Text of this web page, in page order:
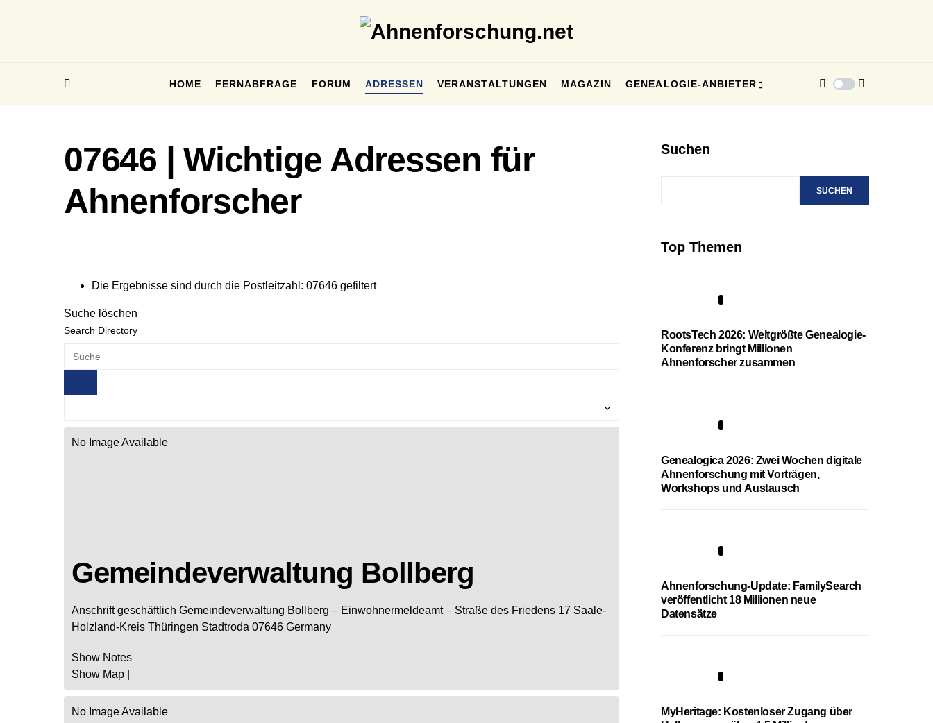
HOME FERNABFRAGE FORUM ADRESSEN VERANSTALTUNGEN MAGAZIN GENEALOGIE-ANBIETER
07646 | Wichtige Adressen für
Ahnenforscher
Die Ergebnisse sind durch die Postleitzahl: 07646 gefiltert
Suche löschen
Search Directory
No Image Available
Gemeindeverwaltung Bollberg
Anschrift geschäftlich Gemeindeverwaltung Bollberg – Einwohnermeldeamt – Straße des Friedens 17 Saale-
Holzland-Kreis Thüringen Stadtroda 07646 Germany
Show Notes
Show Map
No Image Available
Suchen
SUCHEN
Top Themen
RootsTech 2026: Weltgrößte Genealogie-
Konferenz bringt Millionen
Ahnenforscher zusammen
Genealogica 2026: Zwei Wochen digitale
Ahnenforschung mit Vorträgen,
Workshops und Austausch
Ahnenforschung-Update: FamilySearch
veröffentlicht 18 Millionen neue
Datensätze
MyHeritage: Kostenloser Zugang über